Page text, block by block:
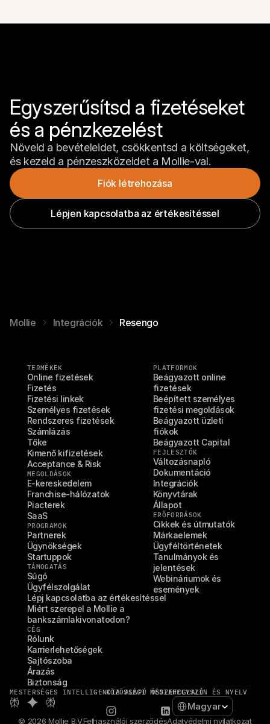
Egyszerűsítsd a fizetéseket
és a pénzkezelést
Növeld a bevételeidet, csökkentsd a költségeket,
és kezeld a pénzeszközeidet a Mollie-val.
Fiók létrehozása
Lépjen kapcsolatba az értékesítéssel
Mollie Integrációk Resengo
TERMÉKEK
Online fizetések
Fizetés
Fizetési linkek
Személyes fizetések
Rendszeres fizetések
Számlázás
Tőke
Kimenő kifizetések
Acceptance & Risk
MEGOLDÁSOK
E-kereskedelem
Franchise-hálózatok
Piacterek
SaaS
PROGRAMOK
Partnerek
Ügynökségek
Startuppok
TÁMOGATÁS
Súgó
Ügyfélszolgálat
Lépj kapcsolatba az értékesítéssel
Miért szerepel a Mollie a
bankszámlakivonatodon?
CÉG
Rólunk
Karrierlehetőségek
Sajtószoba
Árazás
Biztonság
PLATFORMOK
Beágyazott online
fizetések
Beépített személyes
fizetési megoldások
Beágyazott üzleti
fiókok
Beágyazott Capital
FEJLESZTŐK
Változásnapló
Dokumentáció
Integrációk
Könyvtárak
Állapot
ERŐFORRÁSOK
Cikkek és útmutatók
Márkaelemek
Ügyféltörténetek
Tanulmányok és
jelentések
Webináriumok és
események
MESTERSÉGES INTELLIGENCIA ALAPÚ ÖSSZEFOGLALÓ
KÖZÖSSÉGI MÉDIAHELYSZÍN ÉS NYELV
Select Language
Magyar
© 2026 Mollie B.V.Felhasználói szerződésAdatvédelmi nyilatkozat